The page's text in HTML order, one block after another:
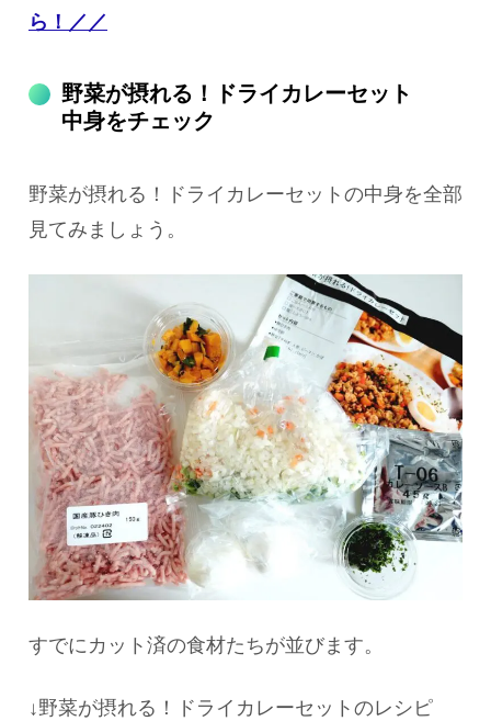
ら！／／
野菜が摂れる！ドライカレーセット
中身をチェック
野菜が摂れる！ドライカレーセットの中身を全部
見てみましょう。
すでにカット済の食材たちが並びます。
↓野菜が摂れる！ドライカレーセットのレシピ